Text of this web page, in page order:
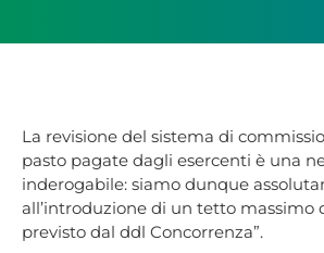
La revisione del sistema di
pasto pagate dagli esercenti è una
inderogabile: siamo dunque
all’introduzione di un tetto massimo
previsto dal ddl Concorrenza”.